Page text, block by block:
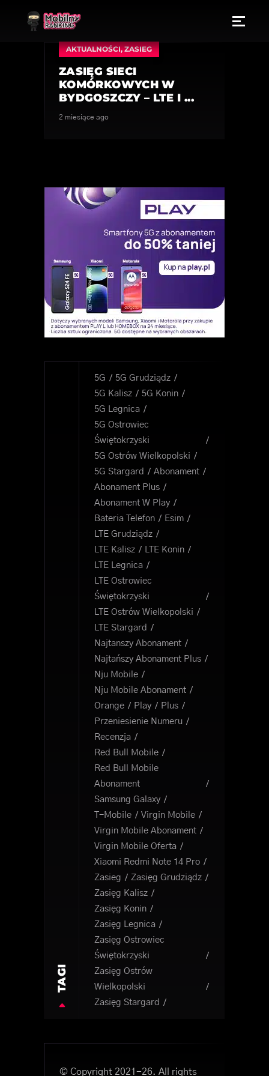
AKTUALNOŚCI,ZASIEG
ZASIĘG SIECI
KOMÓRKOWYCH W
BYDGOSZCZY – LTE I ...
2 miesiące ago
TAGI
5G
5G Grudziądz
5G Kalisz
5G Konin
5G Legnica
5G Ostrowiec
Świętokrzyski
5G Ostrów Wielkopolski
5G Stargard
Abonament
Abonament Plus
Abonament W Play
Bateria Telefon
Esim
LTE Grudziądz
LTE Kalisz
LTE Konin
LTE Legnica
LTE Ostrowiec
Świętokrzyski
LTE Ostrów Wielkopolski
LTE Stargard
Najtanszy Abonament
Najtańszy Abonament Plus
Nju Mobile
Nju Mobile Abonament
Orange
Play
Plus
Przeniesienie Numeru
Recenzja
Red Bull Mobile
Red Bull Mobile
Abonament
Samsung Galaxy
T-Mobile
Virgin Mobile
Virgin Mobile Abonament
Virgin Mobile Oferta
Xiaomi Redmi Note 14 Pro
Zasieg
Zasięg Grudziądz
Zasięg Kalisz
Zasięg Konin
Zasięg Legnica
Zasięg Ostrowiec
Świętokrzyski
Zasięg Ostrów
Wielkopolski
Zasięg Stargard
© Copyright 2021-26. All rights